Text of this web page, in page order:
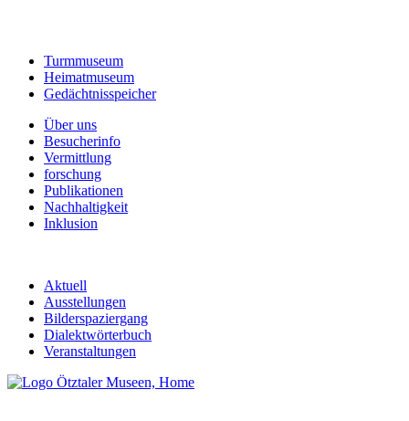
Turmmuseum
Heimatmuseum
Gedächtnisspeicher
Über uns
Besucherinfo
Vermittlung
forschung
Publikationen
Nachhaltigkeit
Inklusion
Aktuell
Ausstellungen
Bilderspaziergang
Dialektwörterbuch
Veranstaltungen